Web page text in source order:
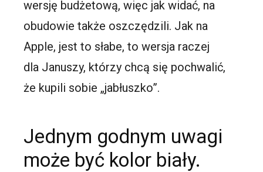
wersję budżetową, więc jak widać, na
obudowie także oszczędzili. Jak na
Apple, jest to słabe, to wersja raczej
dla Januszy, którzy chcą się pochwalić,
że kupili sobie „jabłuszko”.
Jednym godnym uwagi
może być kolor biały.